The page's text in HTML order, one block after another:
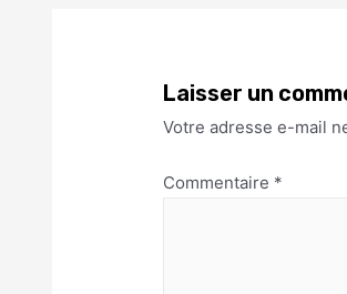
Laisser un
Votre adresse e-mail
Commentaire *